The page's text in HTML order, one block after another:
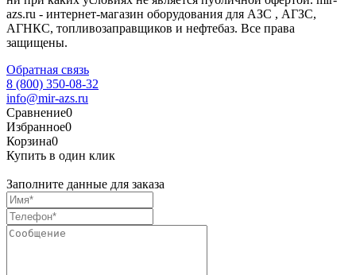
azs.ru - интернет-магазин оборудования для АЗС , АГЗС,
АГНКС, топливозаправщиков и нефтебаз. Все права
защищены.
Обратная связь
8 (800) 350-08-32
info@mir-azs.ru
Сравнение0
Избранное0
Корзина0
Купить в один клик
Заполните данные для заказа